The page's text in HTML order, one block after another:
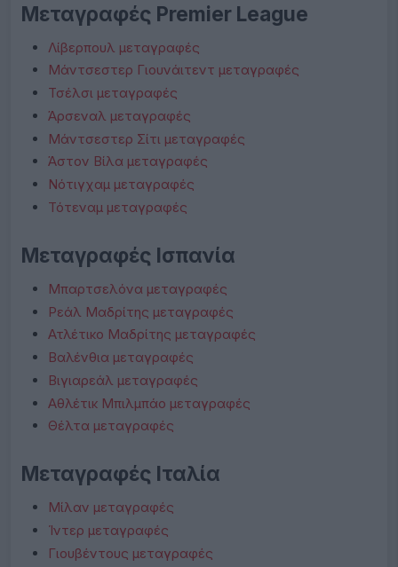
Μεταγραφές Premier League
Λίβερπουλ μεταγραφές
Μάντσεστερ Γιουνάιτεντ μεταγραφές
Τσέλσι μεταγραφές
Άρσεναλ μεταγραφές
Μάντσεστερ Σίτι μεταγραφές
Άστον Βίλα μεταγραφές
Νότιγχαμ μεταγραφές
Τότεναμ μεταγραφές
Μεταγραφές Ισπανία
Μπαρτσελόνα μεταγραφές
Ρεάλ Μαδρίτης μεταγραφές
Ατλέτικο Μαδρίτης μεταγραφές
Βαλένθια μεταγραφές
Βιγιαρεάλ μεταγραφές
Αθλέτικ Μπιλμπάο μεταγραφές
Θέλτα μεταγραφές
Μεταγραφές Ιταλία
Μίλαν μεταγραφές
Ίντερ μεταγραφές
Γιουβέντους μεταγραφές